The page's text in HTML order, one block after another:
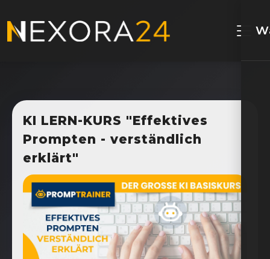
KI LERN-KURS "Effektives
Prompten - verständlich
erklärt"